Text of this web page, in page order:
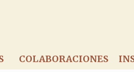
COLABORACIONES